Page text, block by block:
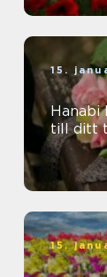
15.
Hanabi
till ditt
15.